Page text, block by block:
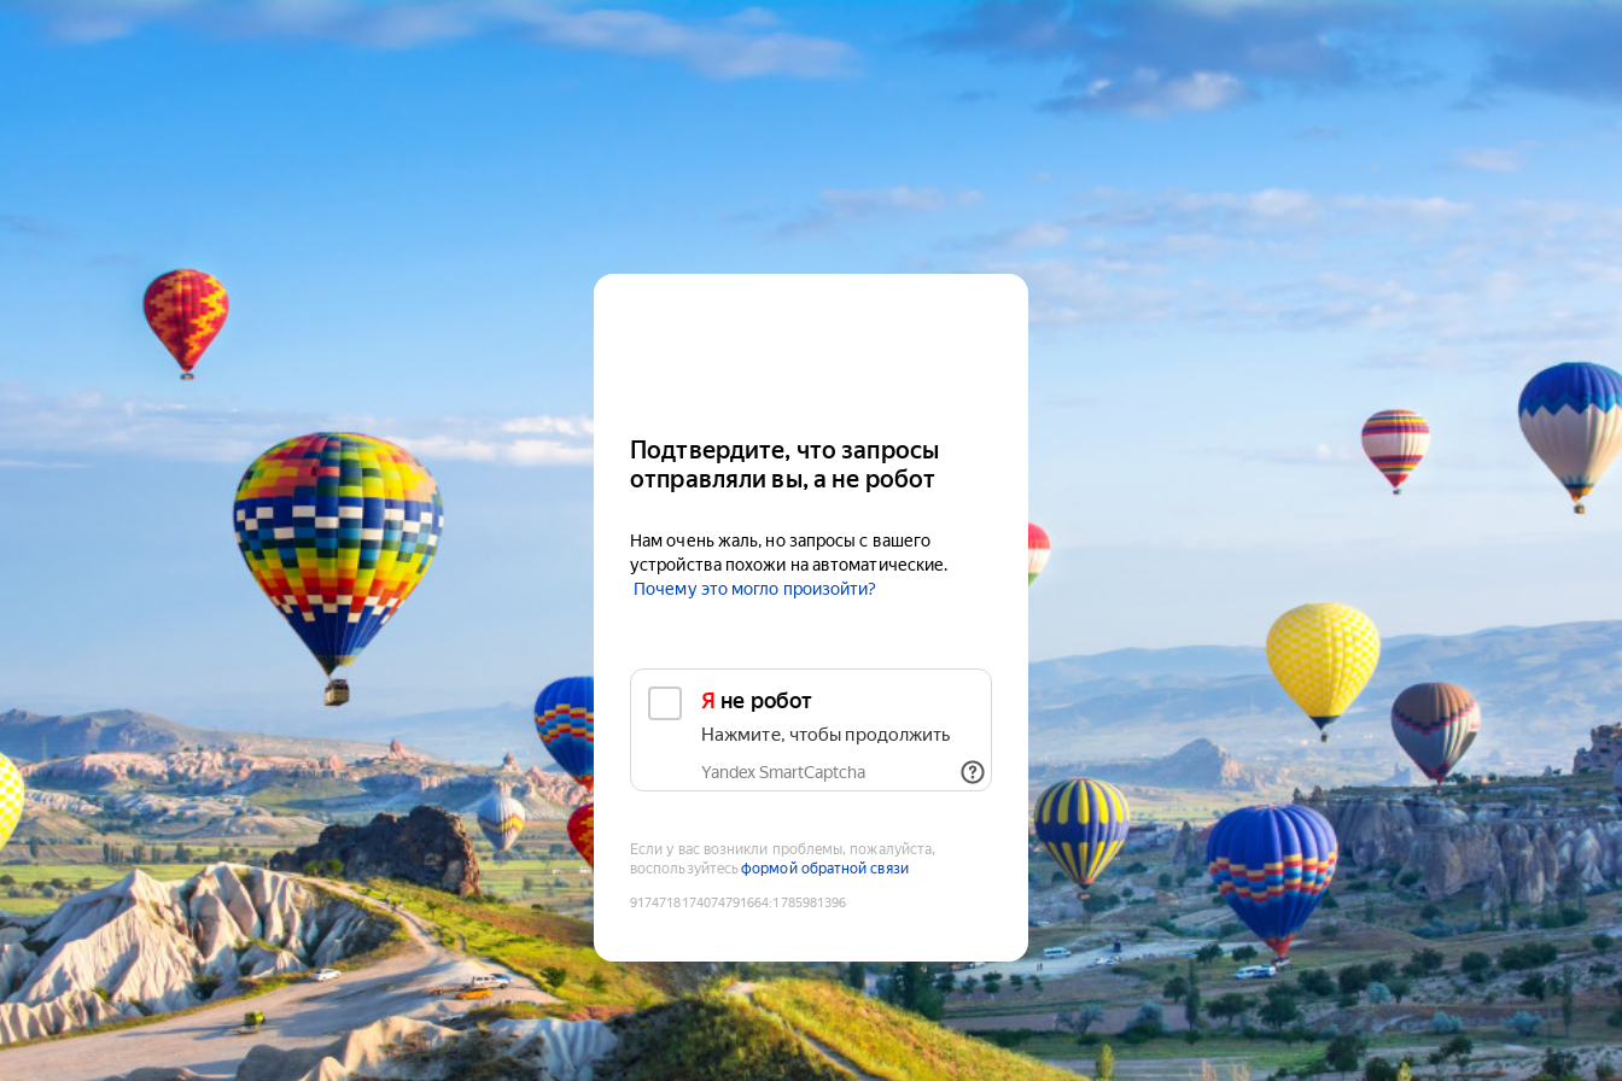
Подтвердите, что запросы
отправляли вы, а не робот
Нам очень жаль, но запросы с вашего
устройства похожи на автоматические.
Почему это могло произойти?
Я не робот
Нажмите, чтобы продолжить
Yandex SmartCaptcha
Если у вас возникли проблемы, пожалуйста,
воспользуйтесьформой обратной связи
9174718174074791664:1785981396